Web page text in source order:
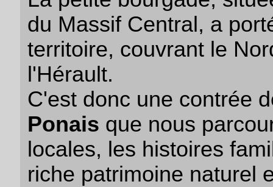
du Massif Central, a
territoire, couvrant le
l'Hérault.
C'est donc une contrée
Ponais que nous
locales, les histoires
riche patrimoine naturel